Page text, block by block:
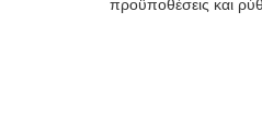
προϋποθέσεις και